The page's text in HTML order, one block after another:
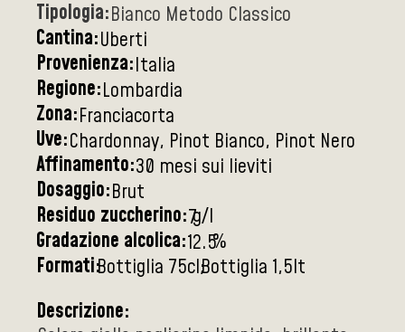
Tipologia:Bianco Metodo Classico
Cantina:Uberti
Provenienza:Italia
Regione:Lombardia
Zona:Franciacorta
Uve:Chardonnay, Pinot Bianco, Pinot Nero
Affinamento:30 mesi sui lieviti
Dosaggio:Brut
Residuo zuccherino:7g/l
Gradazione alcolica:12.5%
Formati:Bottiglia 75clBottiglia 1,5lt
Descrizione: